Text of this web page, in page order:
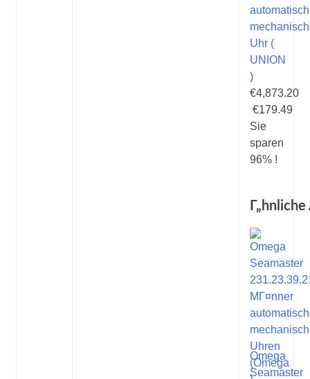
Uhr (
UNION
)
€4,873.20
€179.49
Sie
sparen
96% !
Omega
Seamaster